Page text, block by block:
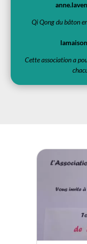
Qi Qong du bâton
Cette association a